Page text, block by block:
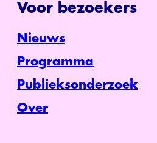
Voor bezoekers
Nieuws
Programma
Publieksonderzoek
Over